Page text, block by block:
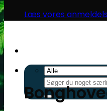
Læs vores
Søg
efter: